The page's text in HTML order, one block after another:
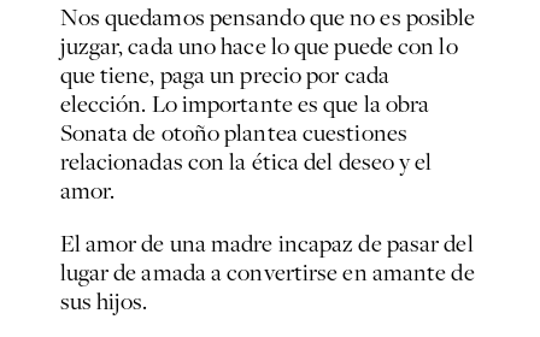
Nos quedamos pensando que no es posible
juzgar, cada uno hace lo que puede con lo
que tiene, paga un precio por cada
elección. Lo importante es que la obra
Sonatade otoñoplantea cuestiones
relacionadas con la ética del deseo y el
amor.
El amor de una madre incapaz de pasar del
lugar de amada a convertirse en amante de
sus hijos.